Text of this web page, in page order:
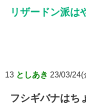
リザードン派は
13 としあき 23/03/24(
フシギバナはち